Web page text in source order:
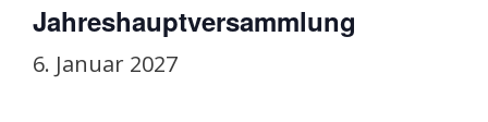
Jahreshauptversammlung
6. Januar 2027